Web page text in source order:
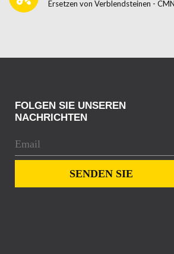
Ersetzen von Verblendsteinen -
FOLGEN SIE UNSEREN
NACHRICHTEN